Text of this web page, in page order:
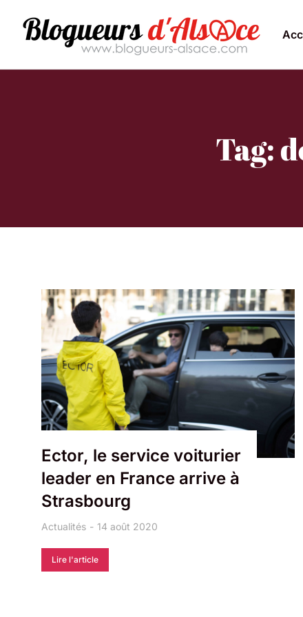
Tag:
Ector, le service voiturier
leader en France arrive à
Strasbourg
Actualités 14 août 2020
Lire l'article